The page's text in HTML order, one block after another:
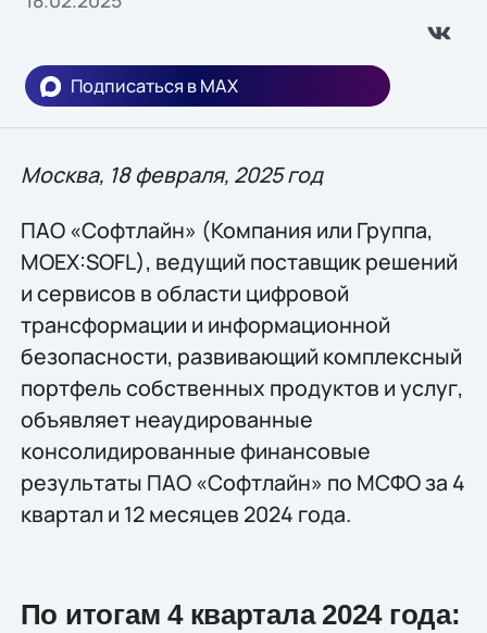
Подписаться в MAX
Москва, 18 февраля, 2025 год
ПАО «Софтлайн» (Компания или Группа,
MOEX:SOFL), ведущий поставщик решений
и сервисов в области цифровой
трансформации и информационной
безопасности, развивающий комплексный
портфель собственных продуктов и услуг,
объявляет неаудированные
консолидированные финансовые
результаты ПАО «Софтлайн» по МСФО за 4
квартал и 12 месяцев 2024 года.
По итогам 4 квартала 2024 года: